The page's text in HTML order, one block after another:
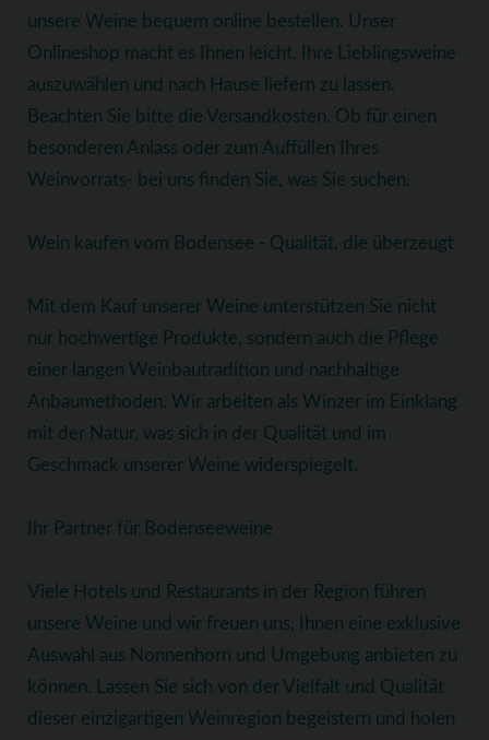
unsere Weine bequem online bestellen. Unser
Onlineshop macht es Ihnen leicht, Ihre Lieblingsweine
auszuwählen und nach Hause liefern zu lassen.
Beachten Sie bitte die Versandkosten. Ob für einen
besonderen Anlass oder zum Auffüllen Ihres
Weinvorrats- bei uns finden Sie, was Sie suchen.
Wein kaufen vom Bodensee - Qualität, die überzeugt
Mit dem Kauf unserer Weine unterstützen Sie nicht
nur hochwertige Produkte, sondern auch die Pflege
einer langen Weinbautradition und nachhaltige
Anbaumethoden. Wir arbeiten als Winzer im Einklang
mit der Natur, was sich in der Qualität und im
Geschmack unserer Weine widerspiegelt.
Ihr Partner für Bodenseeweine
Viele Hotels und Restaurants in der Region führen
unsere Weine und wir freuen uns, Ihnen eine exklusive
Auswahl aus Nonnenhorn und Umgebung anbieten zu
können. Lassen Sie sich von der Vielfalt und Qualität
dieser einzigartigen Weinregion begeistern und holen